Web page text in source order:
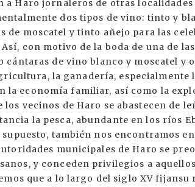
a Haro jornaleros de otras localidades
dos tipos de vino: tinto y
de moscatel y tinto añejo para las
con motivo de la boda de una de
cántaras de vino blanco y moscatel y
la ganadería, especialmente
la economía familiar, así como la
los vecinos de Haro se abastecen de
la pesca, abundante en los ríos
también nos encontramos
municipales de Haro se
y conceden privilegios a
que a lo largo del siglo XV fijansu